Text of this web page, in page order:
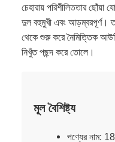
চেহারায় পরিশীলিততার ছোঁয়া
দুল বহুমুখী এবং আড়ম্বরপূর্ণ।
থেকে শুরু করে নৈমিত্তিক
নিখুঁত পছন্দ করে তোলে।
মূল বৈশিষ্ট্য
পণ্যের নাম: